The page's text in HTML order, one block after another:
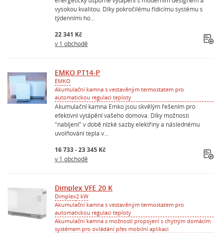
vysokou kvalitou. Díky pokročilému řídicímu systému s
týdenními ho...
22 341 Kč
v 1 obchodě
EMKO PT14-P
EMKO
Akumulační kamna s vestavěným termostatem pro
automatickou regulaci teploty
Akumulační kamna Emko jsou skvělým řešením pro
efektivní vytápění vašeho domova. Díky možnosti
"nabíjení" v době nízké sazby elektřiny a následnému
uvolňování tepla v...
16 733 - 23 345 Kč
v 1 obchodě
Dimplex VFE 20 K
Dimplex2 kW
Akumulační kamna s vestavěným termostatem pro
automatickou regulaci teploty
Akumulační kamna s možností propojení s chytrým domácím
systémem pro ovládání přes mobilní aplikaci